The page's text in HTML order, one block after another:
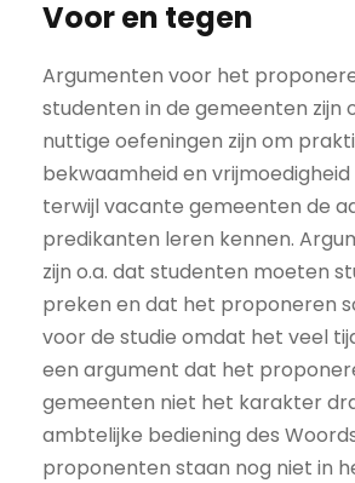
Voor en tegen
Argumenten voor het
studenten in de gemeenten zijn
nuttige oefeningen zijn om
bekwaamheid en
terwijl vacante gemeenten de
predikanten leren kennen.
zijn o.a. dat studenten moeten
preken en dat het proponeren
voor de studie omdat het veel
een argument dat het
gemeenten niet het karakter
ambtelijke bediening des
proponenten staan nog niet in